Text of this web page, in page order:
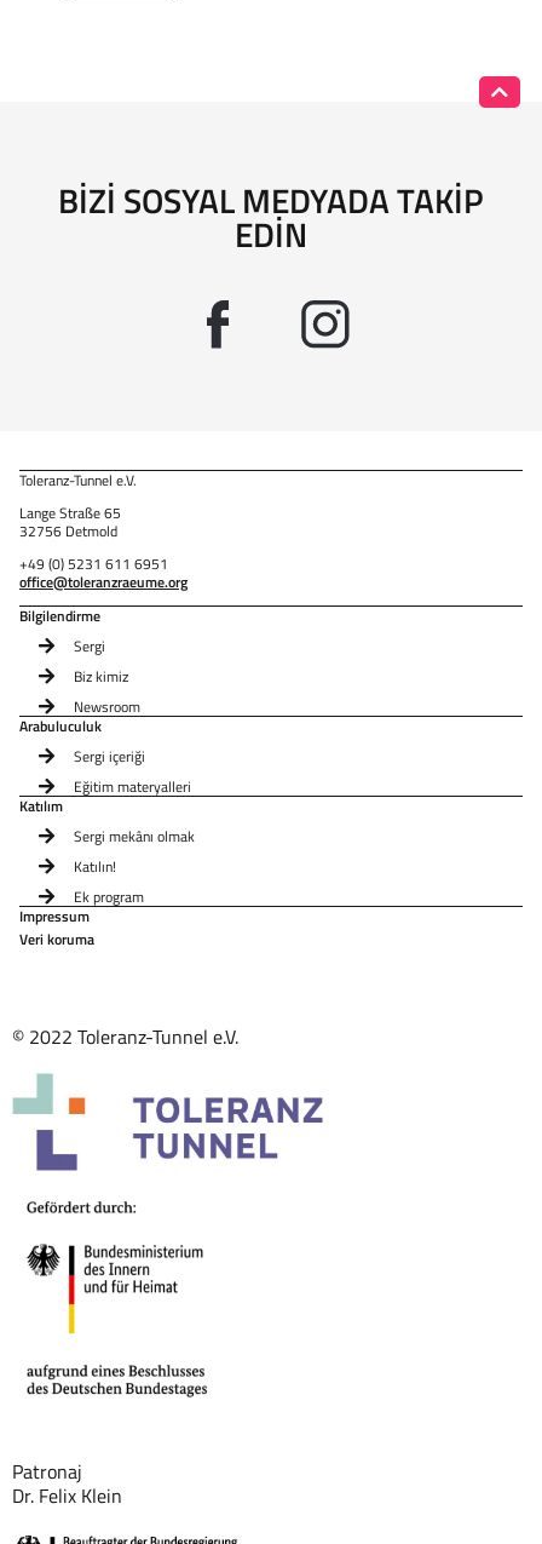
BIZI SOSYAL MEDYADA TAKIP
EDIN
Toleranz-Tunnel e.V.
Lange Straße 65
32756 Detmold
+49 (0) 5231 611 6951
office@toleranzraeume.org
Bilgilendirme
Sergi
Biz kimiz
Newsroom
Arabuluculuk
Sergi içeriği
Eğitim materyalleri
Katılım
Sergi mekânı olmak
Katılın!
Ek program
Impressum
Veri koruma
© 2022 Toleranz-Tunnel e.V.
Patronaj
Dr. Felix Klein